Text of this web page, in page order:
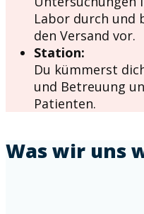
Labor durch und
den Versand vor.
Station:
Du kümmerst
und Betreuung
Patienten.
Was wir uns